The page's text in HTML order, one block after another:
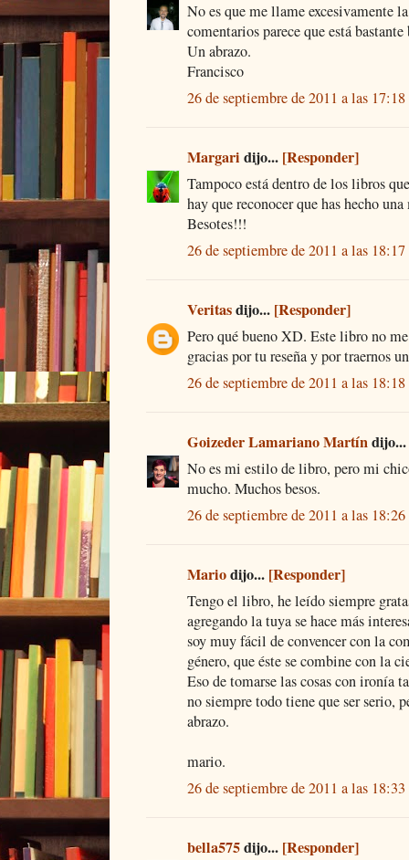
No es que me llame excesivamente
comentarios parece que está bastante
Un abrazo.
Francisco
26 de septiembre de 2011 a las 17:18
Margari dijo... [Responder]
Tampoco está dentro de los libros
hay que reconocer que has hecho
Besotes!!!
26 de septiembre de 2011 a las 18:17
Veritasdijo... [Responder]
Pero qué bueno XD. Este libro no
gracias por tu reseña y por traernos
26 de septiembre de 2011 a las 18:18
Goizeder Lamariano Martíndijo...
No es mi estilo de libro, pero mi
mucho. Muchos besos.
26 de septiembre de 2011 a las 18:26
Mariodijo... [Responder]
Tengo el libro, he leído siempre
agregando la tuya se hace más
soy muy fácil de convencer con la
género, que éste se combine con la
Eso de tomarse las cosas con ironía
no siempre todo tiene que ser serio,
abrazo.
mario.
26 de septiembre de 2011 a las 18:33
bella575dijo... [Responder]